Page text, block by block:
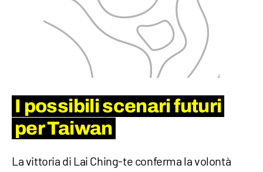
I possibili scenari futuri
per Taiwan
La vittoria di Lai Ching-te conferma la volontà